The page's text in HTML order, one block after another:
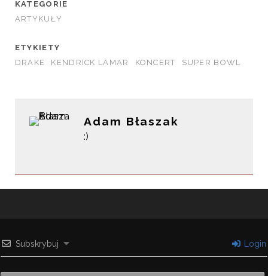
KATEGORIE
ARTYKUŁY
ETYKIETY
DRAKE
KENDRICK LAMAR KONCERT SUPER BOWL
Adam Błaszak
:)
Subskrybuj Login